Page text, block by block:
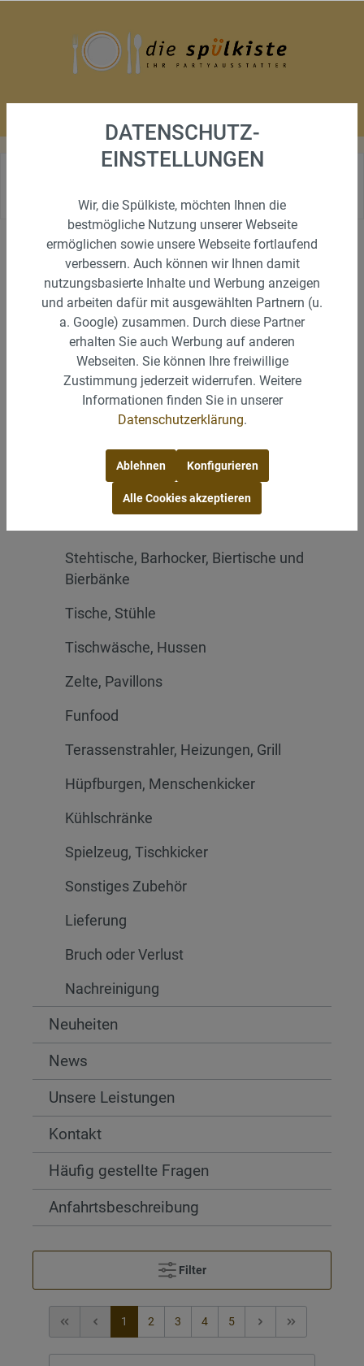
Sortiment
Geschirr
Besteck
Gläser
Glasartikel
Buffetzubehör
Vorleger
Kerzenleuchter
Stehtische, Barhocker, Biertische und
Bierbänke
Tische, Stühle
Tischwäsche, Hussen
Zelte, Pavillons
Funfood
Terassenstrahler, Heizungen, Grill
Hüpfburgen, Menschenkicker
Kühlschränke
Spielzeug, Tischkicker
Sonstiges Zubehör
Lieferung
Bruch oder Verlust
Nachreinigung
Neuheiten
News
Unsere Leistungen
Kontakt
Häufig gestellte Fragen
Anfahrtsbeschreibung
Filter
1 2 3 4 5
DATENSCHUTZ-
EINSTELLUNGEN
Wir, die Spülkiste, möchten Ihnen die
bestmögliche Nutzung unserer Webseite
ermöglichen sowie unsere Webseite fortlaufend
verbessern. Auch können wir Ihnen damit
nutzungsbasierte Inhalte und Werbung anzeigen
und arbeiten dafür mit ausgewählten Partnern (u.
a. Google) zusammen. Durch diese Partner
erhalten Sie auch Werbung auf anderen
Webseiten. Sie können Ihre freiwillige
Zustimmung jederzeit widerrufen. Weitere
Informationen finden Sie in unserer
Datenschutzerklärung.
Ablehnen Konfigurieren
Alle Cookies akzeptieren